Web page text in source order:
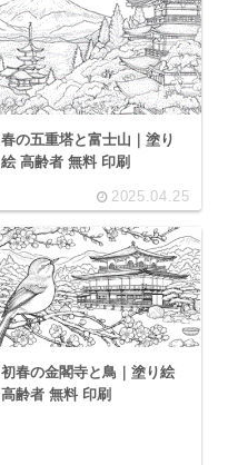
春の五重塔と富士山｜塗り
絵 高齢者 無料 印刷
2025.04.25
初春の金閣寺と鳥｜塗り絵
高齢者 無料 印刷